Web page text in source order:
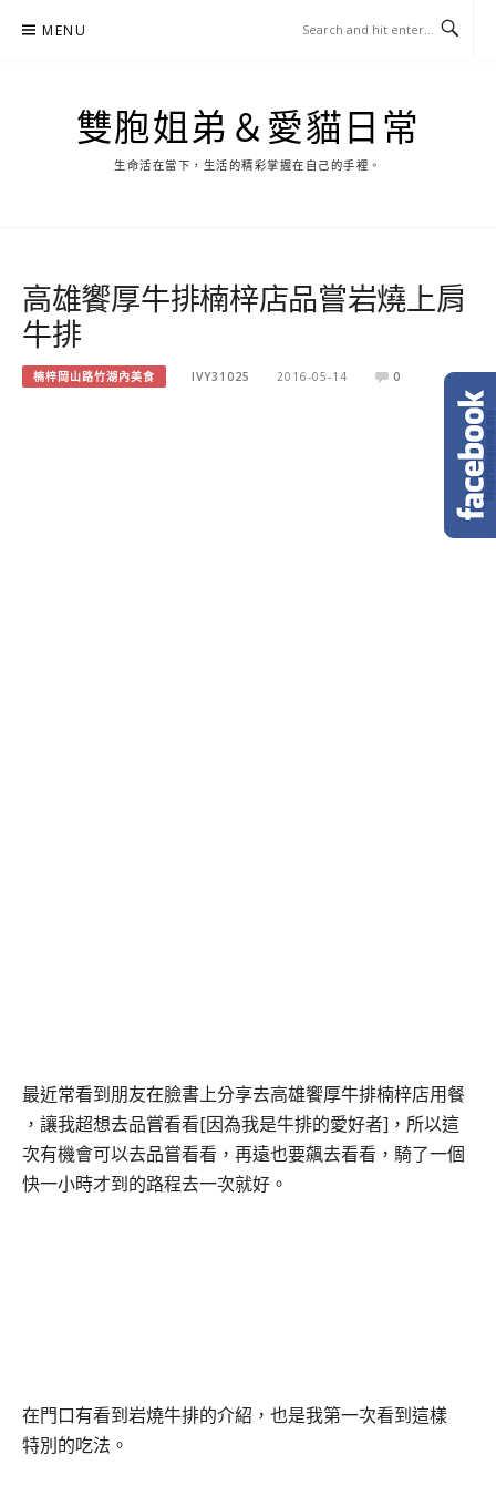
MENU
雙胞姐弟＆愛貓日常
生命活在當下，生活的精彩掌握在自己的手裡。
高雄饗厚牛排楠梓店品嘗岩燒上肩
牛排
楠梓岡山路竹湖內美食 IVY31025 2016-05-14 0
最近常看到朋友在臉書上分享去高雄饗厚牛排楠梓店用餐
，讓我超想去品嘗看看[因為我是牛排的愛好者]，所以這
次有機會可以去品嘗看看，再遠也要飆去看看，騎了一個
快一小時才到的路程去一次就好。
在門口有看到岩燒牛排的介紹，也是我第一次看到這樣
特別的吃法。